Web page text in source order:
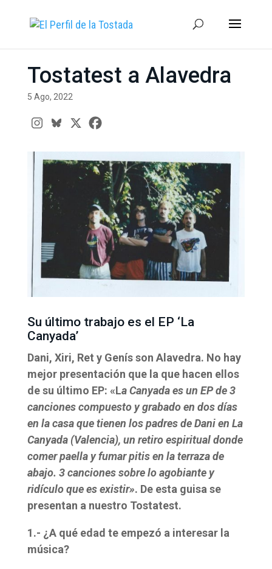
Tostatest a Alavedra
5 Ago, 2022
Su último trabajo es el EP ‘La
Canyada’
Dani, Xiri, Ret y Genís son Alavedra. No hay
mejor presentación que la que hacen ellos
de su último EP: «La Canyada es un EP de 3
canciones compuesto y grabado en dos días
en la casa que tienen los padres de Dani en La
Canyada (Valencia), un retiro espiritual donde
comer paella y fumar pitis en la terraza de
abajo. 3 canciones sobre lo agobiante y
ridículo que es existir». De esta guisa se
presentan a nuestro Tostatest.
1.- ¿A qué edad te empezó a interesar la
música?